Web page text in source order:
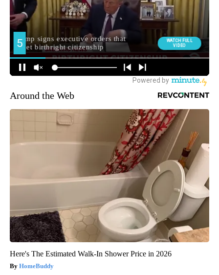
Around the Web
Here's The Estimated Walk-In Shower Price in 2026
HomeBuddy